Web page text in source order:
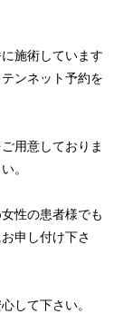
施術しています
ンネット予約を
用意しておりま
。
性の患者様でも
申し付け下さ
して下さい。